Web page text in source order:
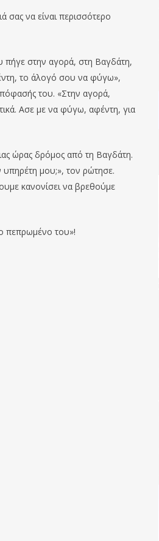
σας να είναι περισσότερο
πήγε στην αγορά, στη Βαγδάτη,
το άλογό σου να φύγω»,
του. «Στην αγορά,
Ασε με να φύγω, αφέντη, για
ώρας δρόμος από τη Βαγδάτη.
υπηρέτη μου;», τον ρώτησε.
κανονίσει να βρεθούμε
πεπρωμένο του»!